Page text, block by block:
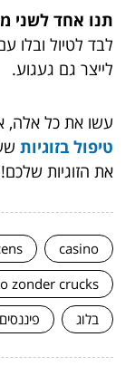
תנו אחד לשני
לבד לטיול ובלו
לייצר גם געגוע.
עשו את כל אלה,
טיפול בזוגיות
את הזוגיות שלכם!
casino
zonder crucks
בלוג
פיננסים